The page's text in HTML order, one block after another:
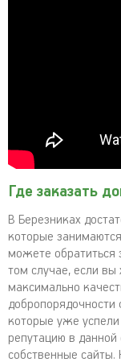
Где заказать
В Березниках
которые
можете обратиться
том случае, если
максимально
которые уже
репутацию в
собственные сайты.